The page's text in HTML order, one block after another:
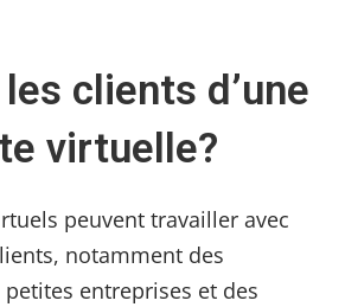
clients d’une
virtuelle?
peuvent travailler avec
notamment des
entreprises et des